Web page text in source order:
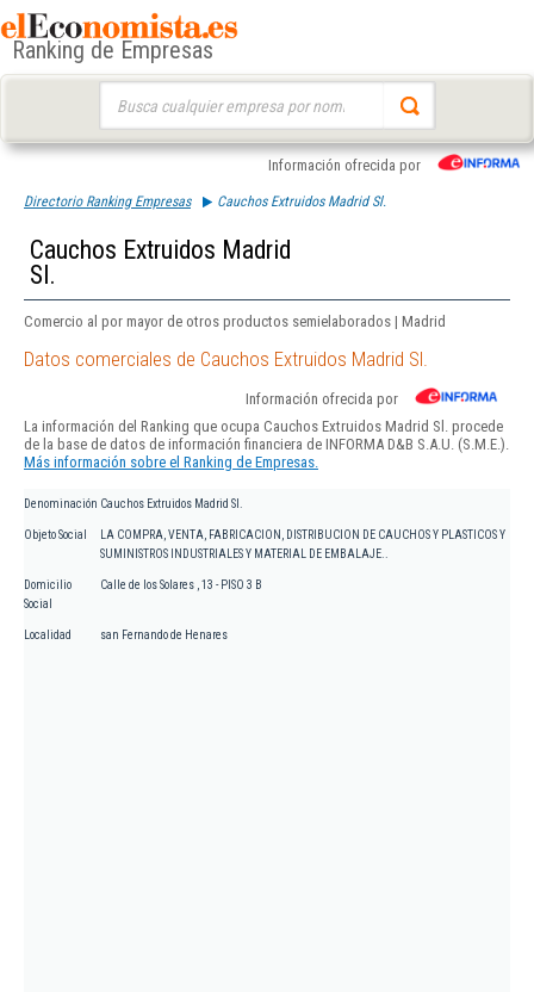
Ranking de Empresas
Información ofrecida por
Directorio Ranking Empresas Cauchos Extruidos Madrid Sl.
Cauchos Extruidos Madrid
Sl.
Comercio al por mayor de otros productos semielaborados | Madrid
Datos comerciales de Cauchos Extruidos Madrid Sl.
Información ofrecida por
La información del Ranking que ocupa Cauchos Extruidos Madrid Sl. procede
de la base de datos de información financiera de INFORMA D&B S.A.U. (S.M.E.).
Más información sobre el Ranking de Empresas.
Denominación Cauchos Extruidos Madrid Sl.
Objeto Social
LA COMPRA, VENTA, FABRICACION, DISTRIBUCION DE CAUCHOS Y PLASTICOS Y
SUMINISTROS INDUSTRIALES Y MATERIAL DE EMBALAJE..
Domicilio
Social
Calle de los Solares , 13 - PISO 3 B
Localidad san Fernando de Henares